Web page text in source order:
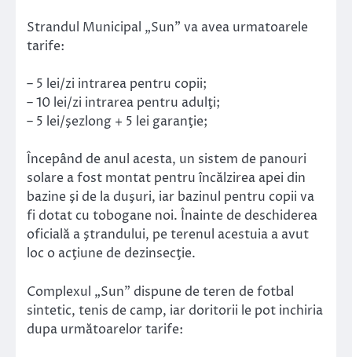
Strandul Municipal „Sun” va avea urmatoarele
tarife:
– 5 lei/zi intrarea pentru copii;
– 10 lei/zi intrarea pentru adulţi;
– 5 lei/şezlong + 5 lei garanţie;
Începând de anul acesta, un sistem de panouri
solare a fost montat pentru încălzirea apei din
bazine şi de la duşuri, iar bazinul pentru copii va
fi dotat cu tobogane noi. Înainte de deschiderea
oficială a ştrandului, pe terenul acestuia a avut
loc o acţiune de dezinsecţie.
Complexul „Sun” dispune de teren de fotbal
sintetic, tenis de camp, iar doritorii le pot inchiria
dupa următoarelor tarife: